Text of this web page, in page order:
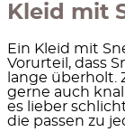
Kleid mit
Ein Kleid mit
Vorurteil, dass
lange überholt.
gerne auch
es lieber
die passen zu